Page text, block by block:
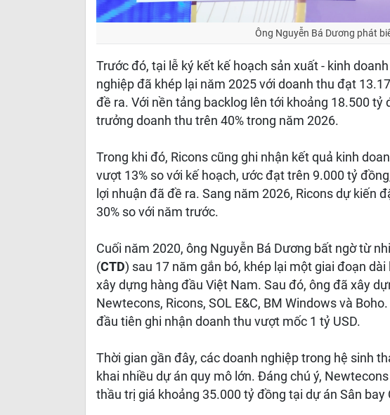
Ông Nguyễn Bá Dương phát
Trước đó, tại lễ ký kết kế hoạch sản xuất - kinh
nghiệp đã khép lại năm 2025 với doanh thu đạt
đề ra. Với nền tảng backlog lên tới khoảng 18.500
trưởng doanh thu trên 40% trong năm 2026.
Trong khi đó, Ricons cũng ghi nhận kết quả kinh
vượt 13% so với kế hoạch, ước đạt trên 9.000 tỷ
lợi nhuận đã đề ra. Sang năm 2026, Ricons dự kiến
30% so với năm trước.
Cuối năm 2020, ông Nguyễn Bá Dương bất ngờ từ
(CTD) sau 17 năm gắn bó, khép lại một giai đoạn
xây dựng hàng đầu Việt Nam. Sau đó, ông đã xây
Newtecons, Ricons, SOL E&C, BM Windows và
đầu tiên ghi nhận doanh thu vượt mốc 1 tỷ USD.
Thời gian gần đây, các doanh nghiệp trong hệ sinh
khai nhiều dự án quy mô lớn. Đáng chú ý,
thầu trị giá khoảng 35.000 tỷ đồng tại dự án Sân bay